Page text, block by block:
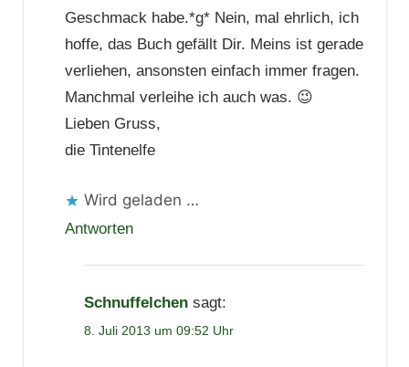
Geschmack habe.*g* Nein, mal ehrlich, ich
hoffe, das Buch gefällt Dir. Meins ist gerade
verliehen, ansonsten einfach immer fragen.
Manchmal verleihe ich auch was. 😉
Lieben Gruss,
die Tintenelfe
Wird geladen …
Antworten
Schnuffelchen sagt:
8. Juli 2013 um 09:52 Uhr